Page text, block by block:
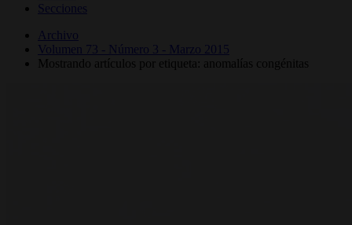
Secciones
Archivo
Volumen 73 - Número 3 - Marzo 2015
Mostrando artículos por etiqueta: anomalías congénitas